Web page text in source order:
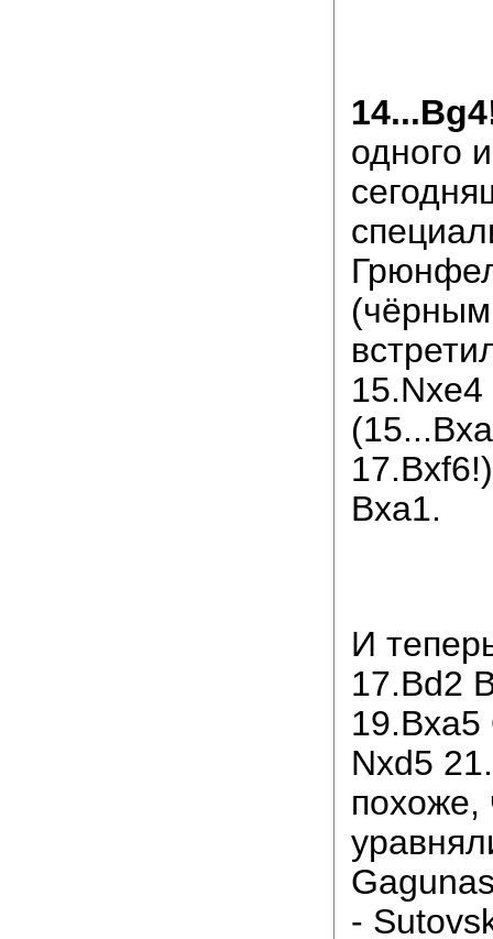
одного
15.Nxe4
Bxa1.
И
17.Bd2
19.Bxa5
Nxd5
похоже,
-